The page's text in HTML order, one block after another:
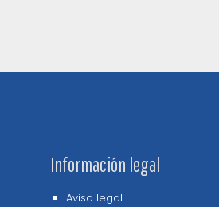
Información legal
Aviso legal